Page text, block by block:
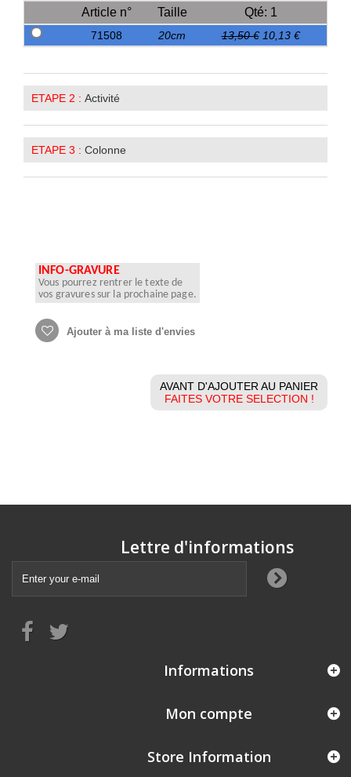
Article n° Taille Qté: 1
71508 20cm 13,50 € 10,13 €
ETAPE 2 : Activité
ETAPE 3 : Colonne
INFO-GRAVURE
Vous pourrez rentrer le texte de
vos gravures sur la prochaine page.
Ajouter à ma liste d'envies
AVANT D'AJOUTER AU PANIER
FAITES VOTRE SELECTION !
Lettre d'informations
Informations
Mon compte
Store Information